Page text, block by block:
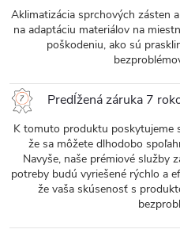
Aklimatizácia sprchových zásten
na adaptáciu materiálov na
poškodeniu, ako sú
Predĺžená záruka 7
K tomuto produktu poskytujeme
že sa môžete dlhodobo
Navyše, naše prémiové služby
potreby budú vyriešené rýchlo a
že vaša skúsenosť s